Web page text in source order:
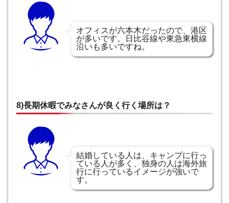
オフィスが六本木だったので、港区
が多いです。日比谷線や東急東横線
沿いも多いですね。
8)長期休暇でみなさんが良く行く場所は？
結婚している人は、キャンプに行っ
ている人が多く、独身の人は海外旅
行に行っているイメージが強いで
す。